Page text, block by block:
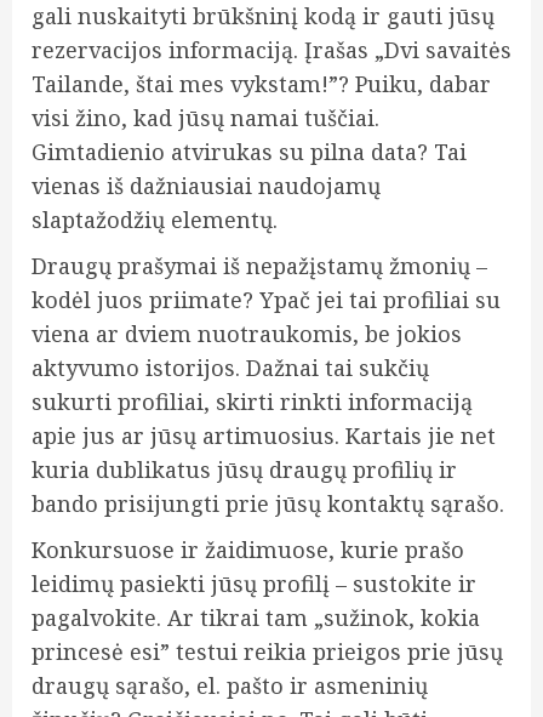
gali nuskaityti brūkšninį kodą ir gauti jūsų
rezervacijos informaciją. Įrašas „Dvi savaitės
Tailande, štai mes vykstam!”? Puiku, dabar
visi žino, kad jūsų namai tuščiai.
Gimtadienio atvirukas su pilna data? Tai
vienas iš dažniausiai naudojamų
slaptažodžių elementų.
Draugų prašymai iš nepažįstamų žmonių –
kodėl juos priimate? Ypač jei tai profiliai su
viena ar dviem nuotraukomis, be jokios
aktyvumo istorijos. Dažnai tai sukčių
sukurti profiliai, skirti rinkti informaciją
apie jus ar jūsų artimuosius. Kartais jie net
kuria dublikatus jūsų draugų profilių ir
bando prisijungti prie jūsų kontaktų sąrašo.
Konkursuose ir žaidimuose, kurie prašo
leidimų pasiekti jūsų profilį – sustokite ir
pagalvokite. Ar tikrai tam „sužinok, kokia
princesė esi” testui reikia prieigos prie jūsų
draugų sąrašo, el. pašto ir asmeninių